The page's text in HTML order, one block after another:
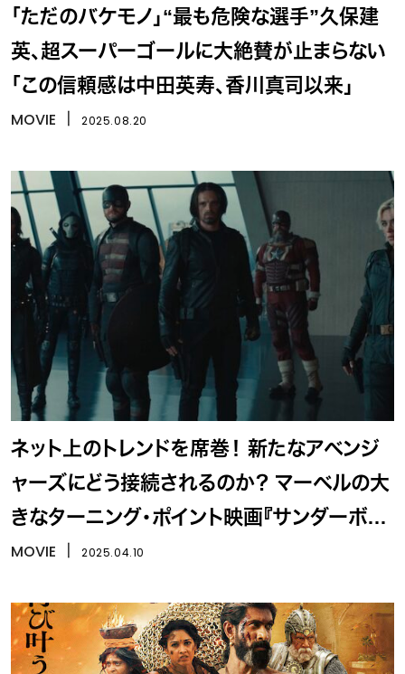
「ただのバケモノ」“最も危険な選手”久保建
英、超スーパーゴールに大絶賛が止まらない
「この信頼感は中田英寿、香川真司以来」
MOVIE 2025.08.20
ネット上のトレンドを席巻！ 新たなアベンジ
ャーズにどう接続されるのか？ マーベルの大
きなターニング・ポイント映画『サンダーボル
ツ*』最新予告編
MOVIE 2025.04.10